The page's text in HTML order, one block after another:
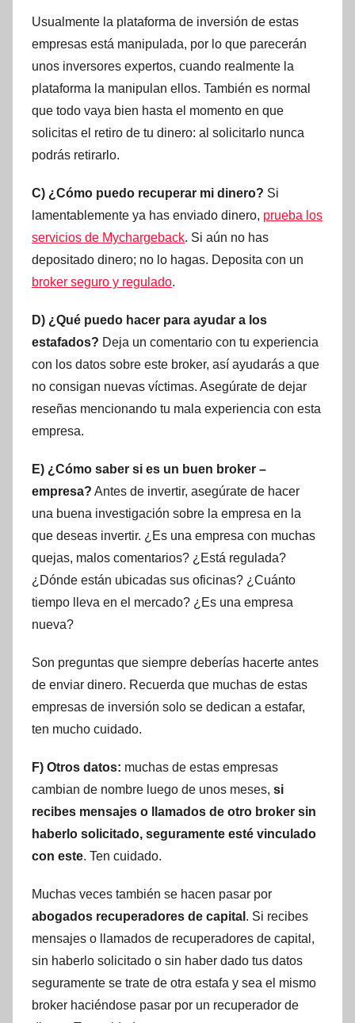
Usualmente la plataforma de inversión de estas
empresas está manipulada, por lo que parecerán
unos inversores expertos, cuando realmente la
plataforma la manipulan ellos. También es normal
que todo vaya bien hasta el momento en que
solicitas el retiro de tu dinero: al solicitarlo nunca
podrás retirarlo.
C) ¿Cómo puedo recuperar mi dinero? Si
lamentablemente ya has enviado dinero, prueba los
servicios de Mychargeback. Si aún no has
depositado dinero; no lo hagas. Deposita con un
broker seguro y regulado.
D) ¿Qué puedo hacer para ayudar a los
estafados? Deja un comentario con tu experiencia
con los datos sobre este broker, así ayudarás a que
no consigan nuevas víctimas. Asegúrate de dejar
reseñas mencionando tu mala experiencia con esta
empresa.
E) ¿Cómo saber si es un buen broker –
empresa? Antes de invertir, asegúrate de hacer
una buena investigación sobre la empresa en la
que deseas invertir. ¿Es una empresa con muchas
quejas, malos comentarios? ¿Está regulada?
¿Dónde están ubicadas sus oficinas? ¿Cuánto
tiempo lleva en el mercado? ¿Es una empresa
nueva?
Son preguntas que siempre deberías hacerte antes
de enviar dinero. Recuerda que muchas de estas
empresas de inversión solo se dedican a estafar,
ten mucho cuidado.
F) Otros datos: muchas de estas empresas
cambian de nombre luego de unos meses, si
recibes mensajes o llamados de otro broker sin
haberlo solicitado, seguramente esté vinculado
con este. Ten cuidado.
Muchas veces también se hacen pasar por
abogados recuperadores de capital . Si recibes
mensajes o llamados de recuperadores de capital,
sin haberlo solicitado o sin haber dado tus datos
seguramente se trate de otra estafa y sea el mismo
broker haciéndose pasar por un recuperador de